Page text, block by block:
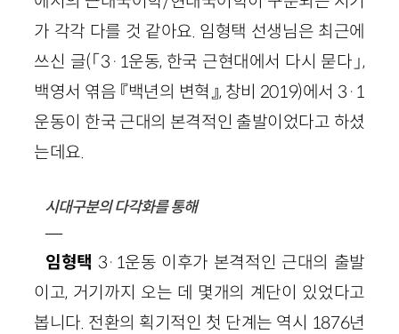
가 각각 다를 것 같아요. 임형택 선생님은 최근에
쓰신 글(「3·1운동, 한국 근현대에서 다시 묻다」,
백영서 엮음 『백년의 변혁』, 창비 2019)에서 3·1
운동이 한국 근대의 본격적인 출발이었다고 하셨
는데요.
시대구분의 다각화를 통해
—
임형택 3·1운동 이후가 본격적인 근대의 출발
이고, 거기까지 오는 데 몇개의 계단이 있었다고
봅니다. 전환의 획기적인 첫 단계는 역시 1876년